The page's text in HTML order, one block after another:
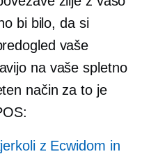
bi bilo, da si
vaše
na vaše spletno
način za to je
z Ecwidom in